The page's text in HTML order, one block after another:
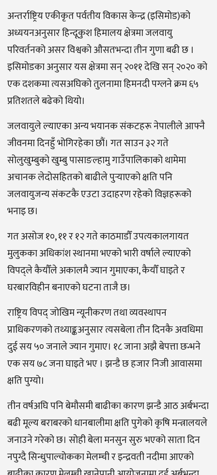
अन्तर्राष्ट्रिय एकीकृत पर्वतीय विकास केन्द्र (इसिमोड)को
अध्ययनअनुसार हिन्दूकुश हिमालय क्षेत्रमा जलवायु
परिवर्तनको असर विश्वको औसतभन्दा तीन गुणा बढी छ ।
इसिमोडका अनुसार यस क्षेत्रमा सन् २०११ देखि सन् २०२० को
एक दशकमा त्यसअघिको तुलनामा हिमनदी पग्लने क्रम ६५
प्रतिशतले बढेको थियो।
जलवायुले ल्याएका अन्य भयानक संकटहरू नेपालीले आफ्नै
जीवनमा दिनहुँ भोगिरहेका छौं। गत साउन ३२ गते
सोलुखुम्बुको खुम्बु पासाङल्हामु गाउँपालिकाको थामेमा
अचानक लेदोसहितको बाढीले पुर्‍याएको क्षति पनि
जलवायुजन्य संकटकै एउटा उदाहरण रहेको विज्ञहरूको
भनाइ छ।
गत असोज १०, ११ र १२ गते काठमाडौँ उपत्यकालगायत
मुलुकका अधिकांश स्थानमा भएको भारी वर्षाले ल्याएको
विपद्ले कैयौँले अकालमै ज्यान गुमाएका, कैयौँ घाइते र
घरबारविहीन बनाएको घटना ताजै छ।
राष्ट्रिय विपद् जोखिम न्यूनीकरण तथा व्यवस्थापन
प्राधिकरणको तथ्याङ्कअनुसार त्यसबेला तीन दिनकै अवधिमा
दुई सय ५० जनाले ज्यान गुमाए। १८ जाना अझै बेपत्ता छन्भने
एक सय ७८ जना घाइते भए । झन्डै छ हजार निजी आवासमा
क्षति पुग्यो।
तीन वर्षअघि पनि बेमौसमी बाढीका कारण झन्डै आठ अर्बभन्दा
बढी मूल्य बराबरको धानबालीमा क्षति पुगेको कृषि मन्त्रालयले
जनाउने गरेको छ। सोही बेला मनसुन सुरु भएको साता दिन
नपुग्दै सिन्धुपाल्चोकका मेलम्ची र इन्द्रवती नदीमा आएको